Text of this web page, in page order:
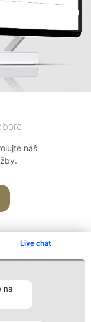
Live chat
na
náš
Kontakt
Kontakt